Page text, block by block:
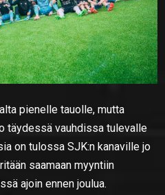
pienelle tauolle, mutta
täydessä vauhdissa tulevalle
on tulossa SJK:n kanaville jo
saamaan myyntiin
ajoin ennen joulua.